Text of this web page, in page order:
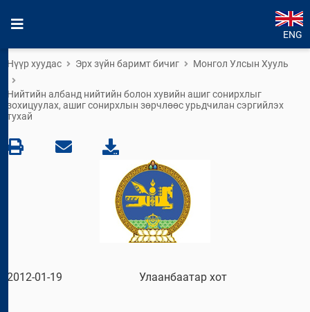
ENG
Нүүр хуудас Эрх зүйн баримт бичиг Монгол Улсын Хууль
Нийтийн албанд нийтийн болон хувийн ашиг сонирхлыг
зохицуулах, ашиг сонирхлын зөрчлөөс урьдчилан сэргийлэх
тухай
2012-01-19 Улаанбаатар хот